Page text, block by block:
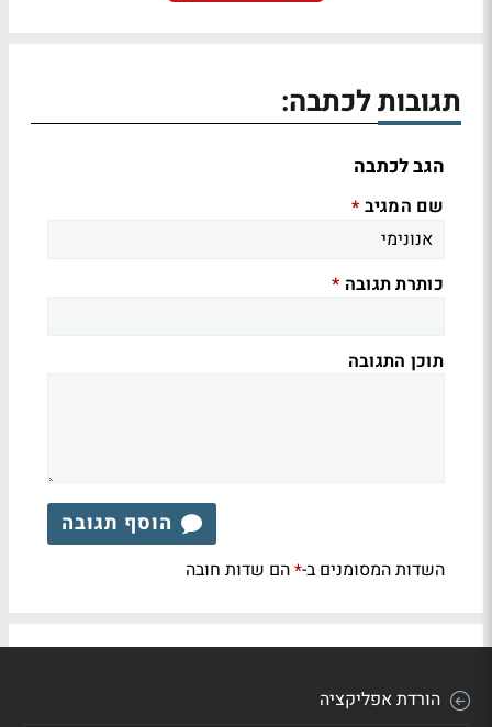
תגובות לכתבה:
הגב לכתבה
שם המגיב *
כותרת תגובה *
תוכן התגובה
הוסף תגובה
השדות המסומנים ב-*הם שדות חובה
הורדת אפליקציה